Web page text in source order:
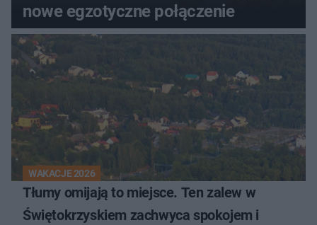
nowe egzotyczne połączenie
WAKACJE 2026
Tłumy omijają to miejsce. Ten zalew w
Świętokrzyskiem zachwyca spokojem i